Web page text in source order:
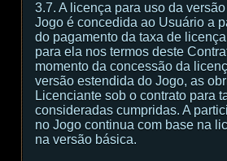
3.7. A licença para uso da
Jogo é concedida ao Usuário a
do pagamento da taxa de
para ela nos termos deste
momento da concessão da
versão estendida do Jogo, as
Licenciante sob o contrato para
consideradas cumpridas. A
no Jogo continua com base na
na versão básica.